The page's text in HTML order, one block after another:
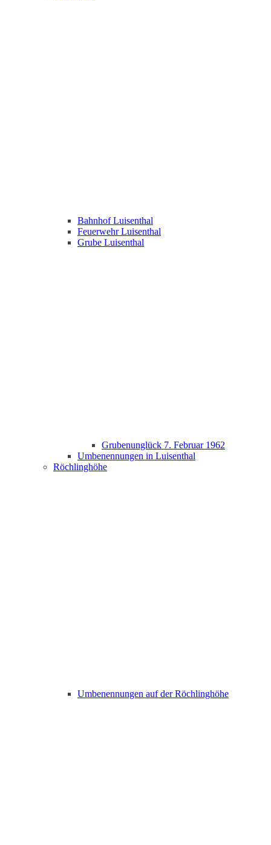
Bahnhof Luisenthal
Feuerwehr Luisenthal
Grube Luisenthal
Grubenunglück 7. Februar 1962
Umbenennungen in Luisenthal
Röchlinghöhe
Umbenennungen auf der Röchlinghöhe